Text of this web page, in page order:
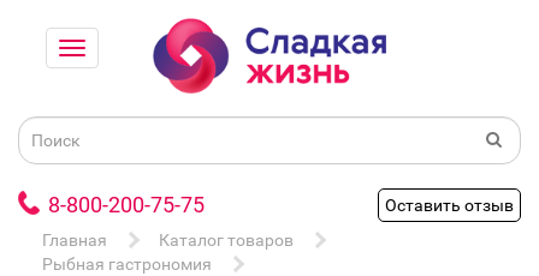
8-800-200-75-75
Оставить отзыв
Главная
Каталог товаров
Рыбная гастрономия